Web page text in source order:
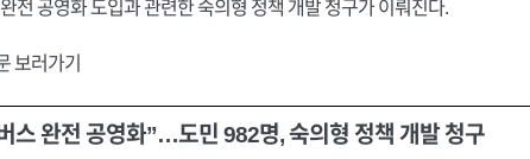
전 공영화 도입과 관련한 숙의형 정책 개발 청구가 이뤄진다.
보러가기
스 완전 공영화”…도민 982명, 숙의형 정책 개발 청구